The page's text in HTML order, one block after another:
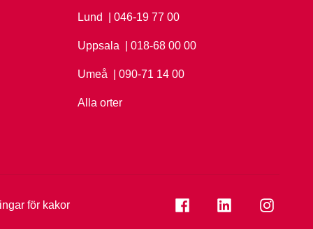
Lund Ring Lund på
| 046-19 77 00
Uppsala Ring Uppsala på
| 018-68 00 00
Umeå Ring Umeå på
| 090-71 14 00
Alla orter
för kakor Se folkuniversitetet på
Se